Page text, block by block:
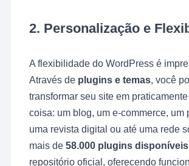
2. Personalização e
A flexibilidade do WordPress é
Através de plugins e temas, você
transformar seu site em
coisa: um blog, um e-commerce, um
uma revista digital ou até uma rede
mais de58.000 plugins disponíveis
repositório oficial, oferecendo